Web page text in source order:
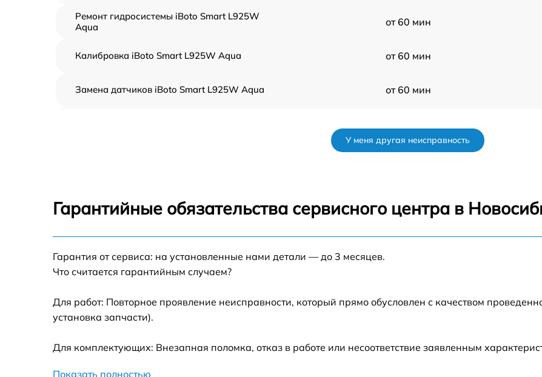
Ремонт гидросистемы iBoto Smart L925W
Aqua
от 60 мин
Калибровка iBoto Smart L925W Aqua от 60 мин
Замена датчиков iBoto Smart L925W Aqua от 60 мин
Ремонт цепи питания iBoto Smart L925W
L925W Aqua
Профилактическая чистка iBoto Smart
Ремонт материнской платы iBoto Smart
У меня другая неисправность
Гарантийные обязательства сервисного центра в
Гарантия от сервиса: на установленные нами детали — до 3 месяцев.
Что считается гарантийным случаем?
Для работ: Повторное проявление неисправности, который прямо обусловлен с качеством
установка запчасти).
Для комплектующих: Внезапная поломка, отказ в работе или несоответствие заявленным
Показать полностью